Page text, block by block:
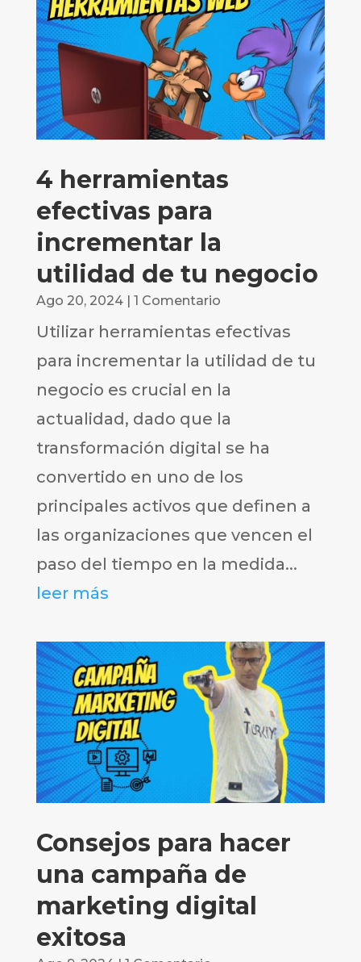
4 herramientas
efectivas para
incrementar la
utilidad de tu negocio
Ago 20, 2024| 1 Comentario
Utilizar herramientas efectivas
para incrementar la utilidad de tu
negocio es crucial en la
actualidad, dado que la
transformación digital se ha
convertido en uno de los
principales activos que definen a
las organizaciones que vencen el
paso del tiempo en la medida...
leer más
Consejos para hacer
una campaña de
marketing digital
exitosa